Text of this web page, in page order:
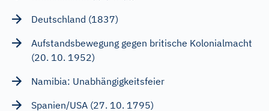
Deutschland (1837)
Aufstandsbewegung gegen britische Kolonialmacht
(20. 10. 1952)
Namibia: Unabhängigkeitsfeier
Spanien/USA (27. 10. 1795)